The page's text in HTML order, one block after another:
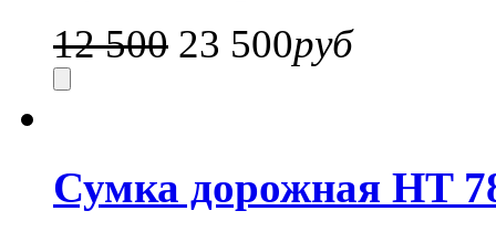
12 500 23 500руб
Сумка дорожная HT